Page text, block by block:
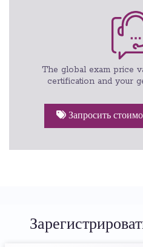
The global exam price
certification and your
Запросить